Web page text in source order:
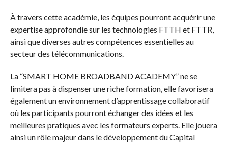
À travers cette académie, les équipes pourront acquérir une
expertise approfondie sur les technologies FTTH et FTTR,
ainsi que diverses autres compétences essentielles au
secteur des télécommunications.
La “SMART HOME BROADBAND ACADEMY” ne se
limitera pas à dispenser une riche formation, elle favorisera
également un environnement d’apprentissage collaboratif
où les participants pourront échanger des idées et les
meilleures pratiques avec les formateurs experts. Elle jouera
ainsi un rôle majeur dans le développement du Capital